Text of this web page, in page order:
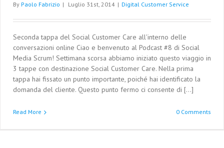
By Paolo Fabrizio | Luglio 31st, 2014 | Digital Customer Service
Seconda tappa del Social Customer Care all'interno delle
conversazioni online Ciao e benvenuto al Podcast #8 di Social
Media Scrum! Settimana scorsa abbiamo iniziato questo viaggio in
3 tappe con destinazione Social Customer Care. Nella prima
tappa hai fissato un punto importante, poiché hai identificato la
domanda del cliente. Questo punto fermo ci consente di [...]
Read More 0 Comments